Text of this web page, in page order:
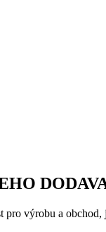
pro výrobu a